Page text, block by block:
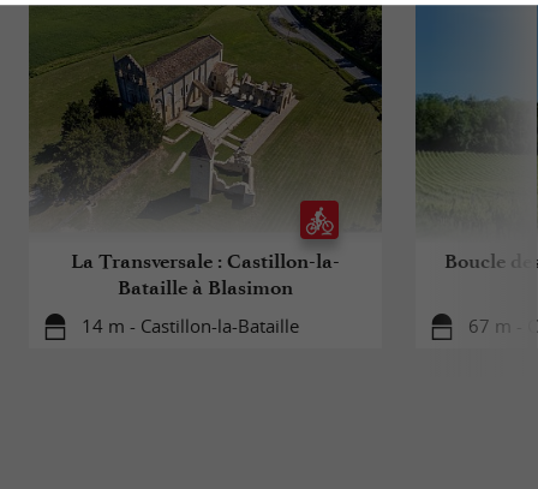
La Transversale : Castillon-la-
Bataille à Blasimon
14 m - Castillon-la-Bataille
Boucle
67 m -